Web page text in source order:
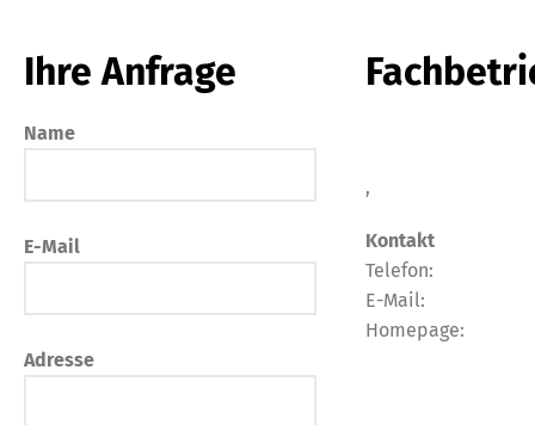
Ihre Anfrage
Name
E-Mail
Adresse
,
Kontakt
Telefon:
E-Mail:
Homepage: